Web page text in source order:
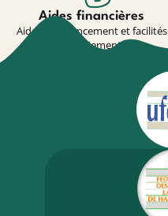
Aides financières
Aides au financement et facilités
de paiement